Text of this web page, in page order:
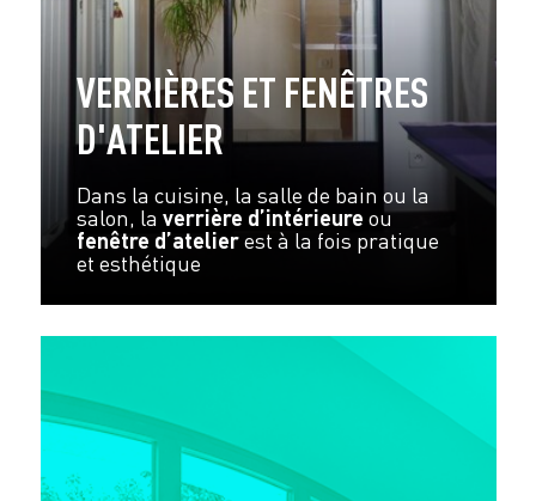
VERRIÈRES ET FENÊTRES
D'ATELIER
Dans la cuisine, la salle de bain ou la
salon, la verrière d’intérieure ou
fenêtre d’atelierest à la fois pratique
et esthétique